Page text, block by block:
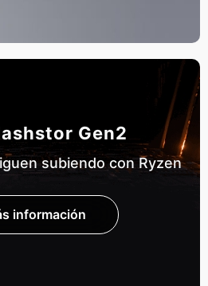
Gen2
subiendo con Ryzen
información